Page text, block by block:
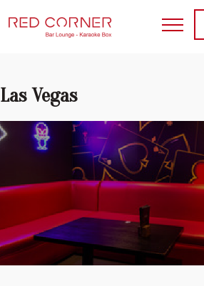
Las Vegas